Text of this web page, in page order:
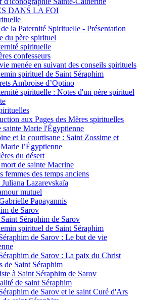
DANS LA FOI
de la Paternité Spirituelle - Présentation
du père spirituel
spirituelle
confesseurs
menée en suivant des conseils spirituels
spirituel de Saint Séraphim
Ambroise d’Optino
spirituelle : Notes d'un père spirituel
aux Pages des Mères spirituelles
sainte Marie l'Égyptienne
et la courtisane : Saint Zossime et
l’Égyptienne
du désert
de sainte Macrine
femmes des temps anciens
Juliana Lazarevskaïa
mutuel
Papayannis
de Sarov
Saint Séraphim de Sarov
spirituel de Saint Séraphim
de Sarov : Le but de vie
de Sarov : La paix du Christ
de Saint Séraphim
à Saint Séraphim de Sarov
de saint Séraphim
de Sarov et le saint Curé d'Ars